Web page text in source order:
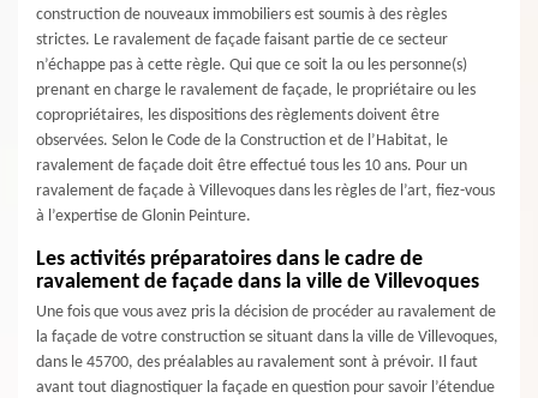
construction de nouveaux immobiliers est soumis à des règles
strictes. Le ravalement de façade faisant partie de ce secteur
n’échappe pas à cette règle. Qui que ce soit la ou les personne(s)
prenant en charge le ravalement de façade, le propriétaire ou les
copropriétaires, les dispositions des règlements doivent être
observées. Selon le Code de la Construction et de l’Habitat, le
ravalement de façade doit être effectué tous les 10 ans. Pour un
ravalement de façade à Villevoques dans les règles de l’art, fiez-vous
à l’expertise de Glonin Peinture.
Les activités préparatoires dans le cadre de
ravalement de façade dans la ville de Villevoques
Une fois que vous avez pris la décision de procéder au ravalement de
la façade de votre construction se situant dans la ville de Villevoques,
dans le 45700, des préalables au ravalement sont à prévoir. Il faut
avant tout diagnostiquer la façade en question pour savoir l’étendue